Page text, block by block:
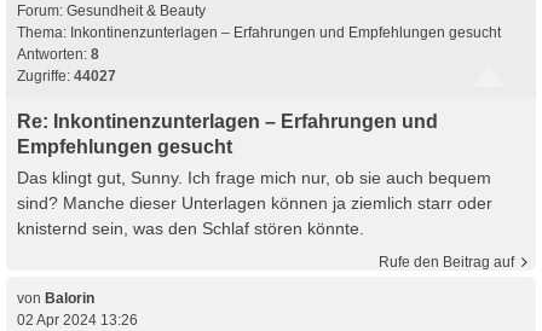
Forum: Gesundheit & Beauty
Thema: Inkontinenzunterlagen – Erfahrungen und Empfehlungen gesucht
Antworten: 8
Zugriffe: 44027
Re: Inkontinenzunterlagen – Erfahrungen und
Empfehlungen gesucht
Das klingt gut, Sunny. Ich frage mich nur, ob sie auch bequem
sind? Manche dieser Unterlagen können ja ziemlich starr oder
knisternd sein, was den Schlaf stören könnte.
Rufe den Beitrag auf
von Balorin
02 Apr 2024 13:26